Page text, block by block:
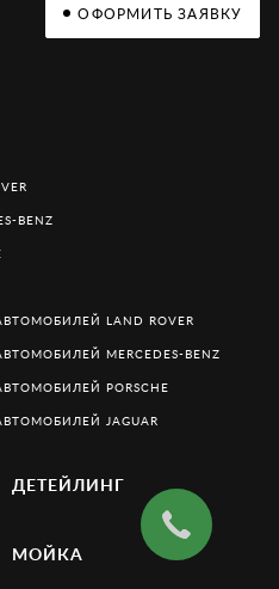
ОФОРМИТЬ ЗАЯВКУ
BENZ
LAND ROVER
MERCEDES-BENZ
PORSCHE
JAGUAR
ДЕТЕЙЛИНГ
МОЙКА